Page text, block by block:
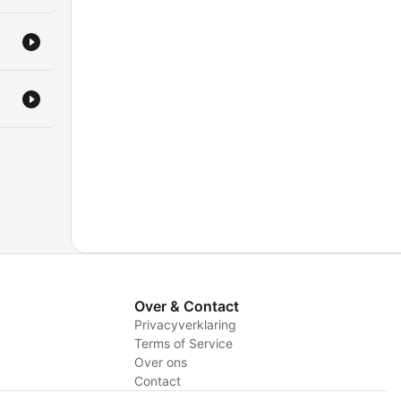
Over & Contact
Privacyverklaring
Terms of Service
Over ons
Contact